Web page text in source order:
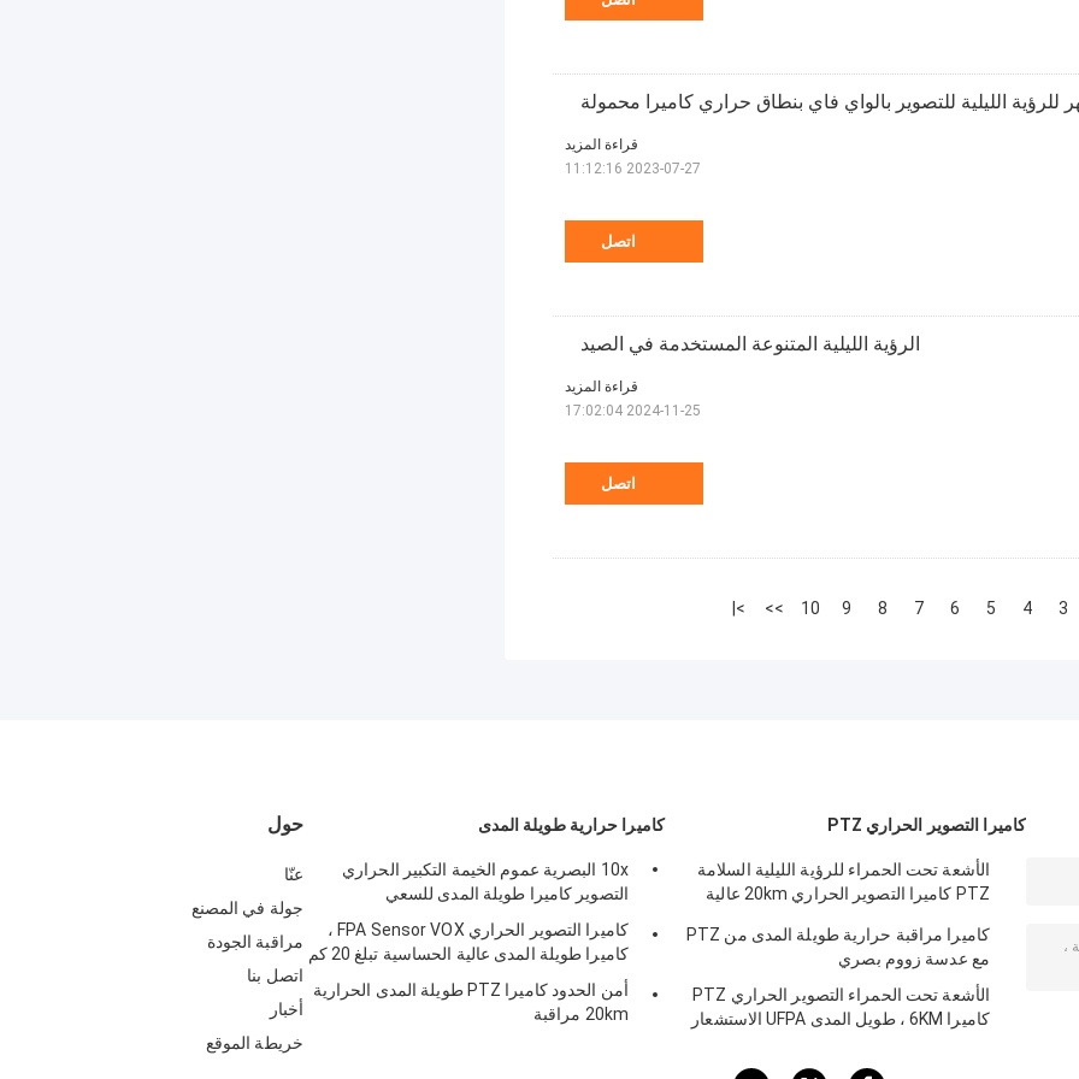
للرؤية الليلية للتصوير بالواي فاي بنطاق حراري كاميرا محمولة
اتصل
قراءة المزيد
2023-07-27 11:12:16
الرؤية الليلية المتنوعة المستخدمة في الصيد
اتصل
قراءة المزيد
2024-11-25 17:02:04
3
4
5
6
7
8
9
10
>>
>|
حول
عنّا
جولة في المصنع
مراقبة الجودة
اتصل بنا
أخبار
خريطة الموقع
كاميرا حرارية طويلة المدى
10x البصرية عموم الخيمة التكبير الحراري
التصوير كاميرا طويلة المدى للسعي
كاميرا التصوير الحراري FPA Sensor VOX ،
كاميرا طويلة المدى عالية الحساسية تبلغ 20 كم
أمن الحدود كاميرا PTZ طويلة المدى الحرارية
20km مراقبة
كاميرا التصوير الحراري PTZ
الأشعة تحت الحمراء للرؤية الليلية السلامة
PTZ كاميرا التصوير الحراري 20km عالية
كاميرا مراقبة حرارية طويلة المدى من PTZ
مع عدسة زووم بصري
الأشعة تحت الحمراء التصوير الحراري PTZ
كاميرا 6KM ، طويل المدى UFPA الاستشعار